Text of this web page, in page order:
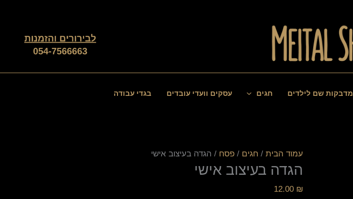
מדבקות שם לילדים חגים עסקים וועדי עובדים בגדי עבודה
עמוד הבית / חגים / פסח / הגדה בעיצוב אישי
הגדה בעיצוב אישי
12.00 ₪
כמות
הגדה